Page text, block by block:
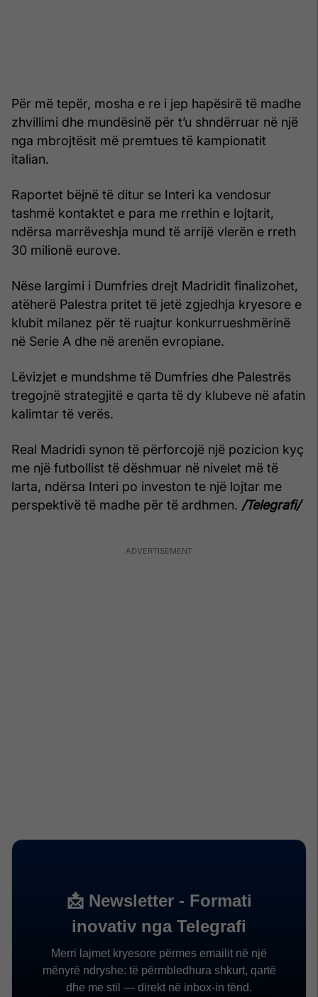
Për më tepër, mosha e re i jep hapësirë të madhe
zhvillimi dhe mundësinë për t’u shndërruar në një
nga mbrojtësit më premtues të kampionatit
italian.
Raportet bëjnë të ditur se Interi ka vendosur
tashmë kontaktet e para me rrethin e lojtarit,
ndërsa marrëveshja mund të arrijë vlerën e rreth
30 milionë eurove.
Nëse largimi i Dumfries drejt Madridit finalizohet,
atëherë Palestra pritet të jetë zgjedhja kryesore e
klubit milanez për të ruajtur konkurrueshmërinë
në Serie A dhe në arenën evropiane.
Lëvizjet e mundshme të Dumfries dhe Palestrës
tregojnë strategjitë e qarta të dy klubeve në afatin
kalimtar të verës.
Real Madridi synon të përforcojë një pozicion kyç
me një futbollist të dëshmuar në nivelet më të
larta, ndërsa Interi po investon te një lojtar me
perspektivë të madhe për të ardhmen. /Telegrafi/